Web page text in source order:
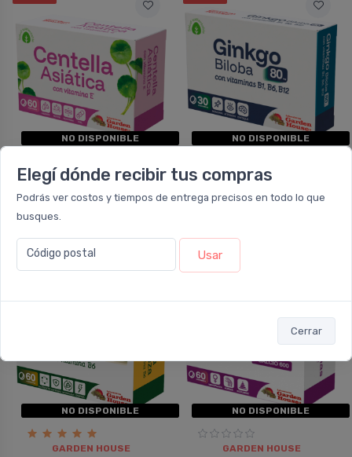
Elegí dónde recibir tus compras
Podrás ver costos y tiempos de entrega precisos en todo lo que
busques.
Código postal Usar
Cerrar
NO DISPONIBLE
GARDEN HOUSE
Garden House Centella
Asiática
NO DISPONIBLE
GARDEN HOUSE
Garden House Ginkgo
80
10%
NO DISPONIBLE
GARDEN HOUSE
NO DISPONIBLE
GARDEN HOUSE